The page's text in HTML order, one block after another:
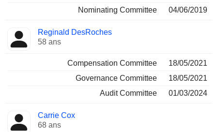
Nominating Committee
04/06/2019
Reginald DesRoches
58 ans
Compensation Committee
18/05/2021
Governance Committee
18/05/2021
Audit Committee
01/03/2024
Carrie Cox
68 ans